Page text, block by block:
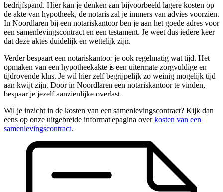
bedrijfspand. Hier kan je denken aan bijvoorbeeld lagere kosten op
de akte van hypotheek, de notaris zal je immers van advies voorzien.
In Noordlaren bij een notariskantoor ben je aan het goede adres voor
een samenlevingscontract en een testament. Je weet dus iedere keer
dat deze aktes duidelijk en wettelijk zijn.
Verder bespaart een notariskantoor je ook regelmatig wat tijd. Het
opmaken van een hypotheekakte is een uitermate zorgvuldige en
tijdrovende klus. Je wil hier zelf begrijpelijk zo weinig mogelijk tijd
aan kwijt zijn. Door in Noordlaren een notariskantoor te vinden,
bespaar je jezelf aanzienlijke overlast.
Wil je inzicht in de kosten van een samenlevingscontract? Kijk dan
eens op onze uitgebreide informatiepagina overkosten van een
samenlevingscontract.